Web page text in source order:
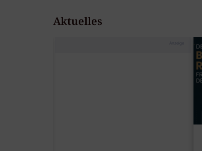
Aktuelles
Anzeige